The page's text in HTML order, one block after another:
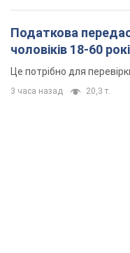
Податкова
чоловіків 18-60
Це потрібно для
3 часа назад 20,3 т.